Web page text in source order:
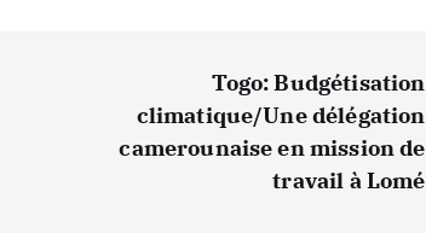
Togo: Budgétisation
climatique/Une délégation
camerounaise en mission de
travail à Lomé